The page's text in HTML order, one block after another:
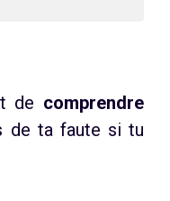
de comprendre
de ta faute si tu